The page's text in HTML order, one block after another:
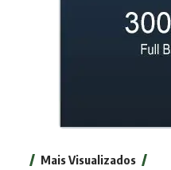
Mais Visualizados